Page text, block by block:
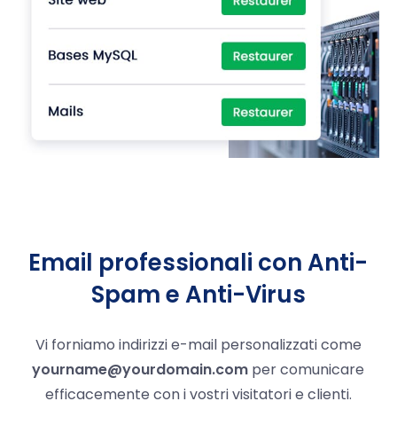
Email professionali con Anti-
Spam e Anti-Virus
Vi forniamo indirizzi e-mail personalizzati come
yourname@yourdomain.com per comunicare
efficacemente con i vostri visitatori e clienti.